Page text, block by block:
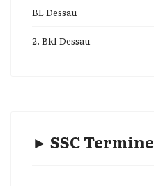
BL Dessau
2. Bkl Dessau
► SSC Termine